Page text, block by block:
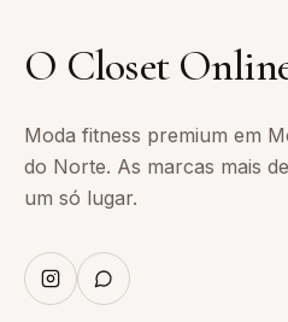
O Closet
Moda fitness premium em
do Norte. As marcas mais
um só lugar.